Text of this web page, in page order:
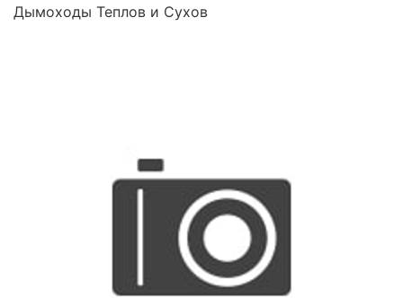
Дымоходы Теплов и Сухов